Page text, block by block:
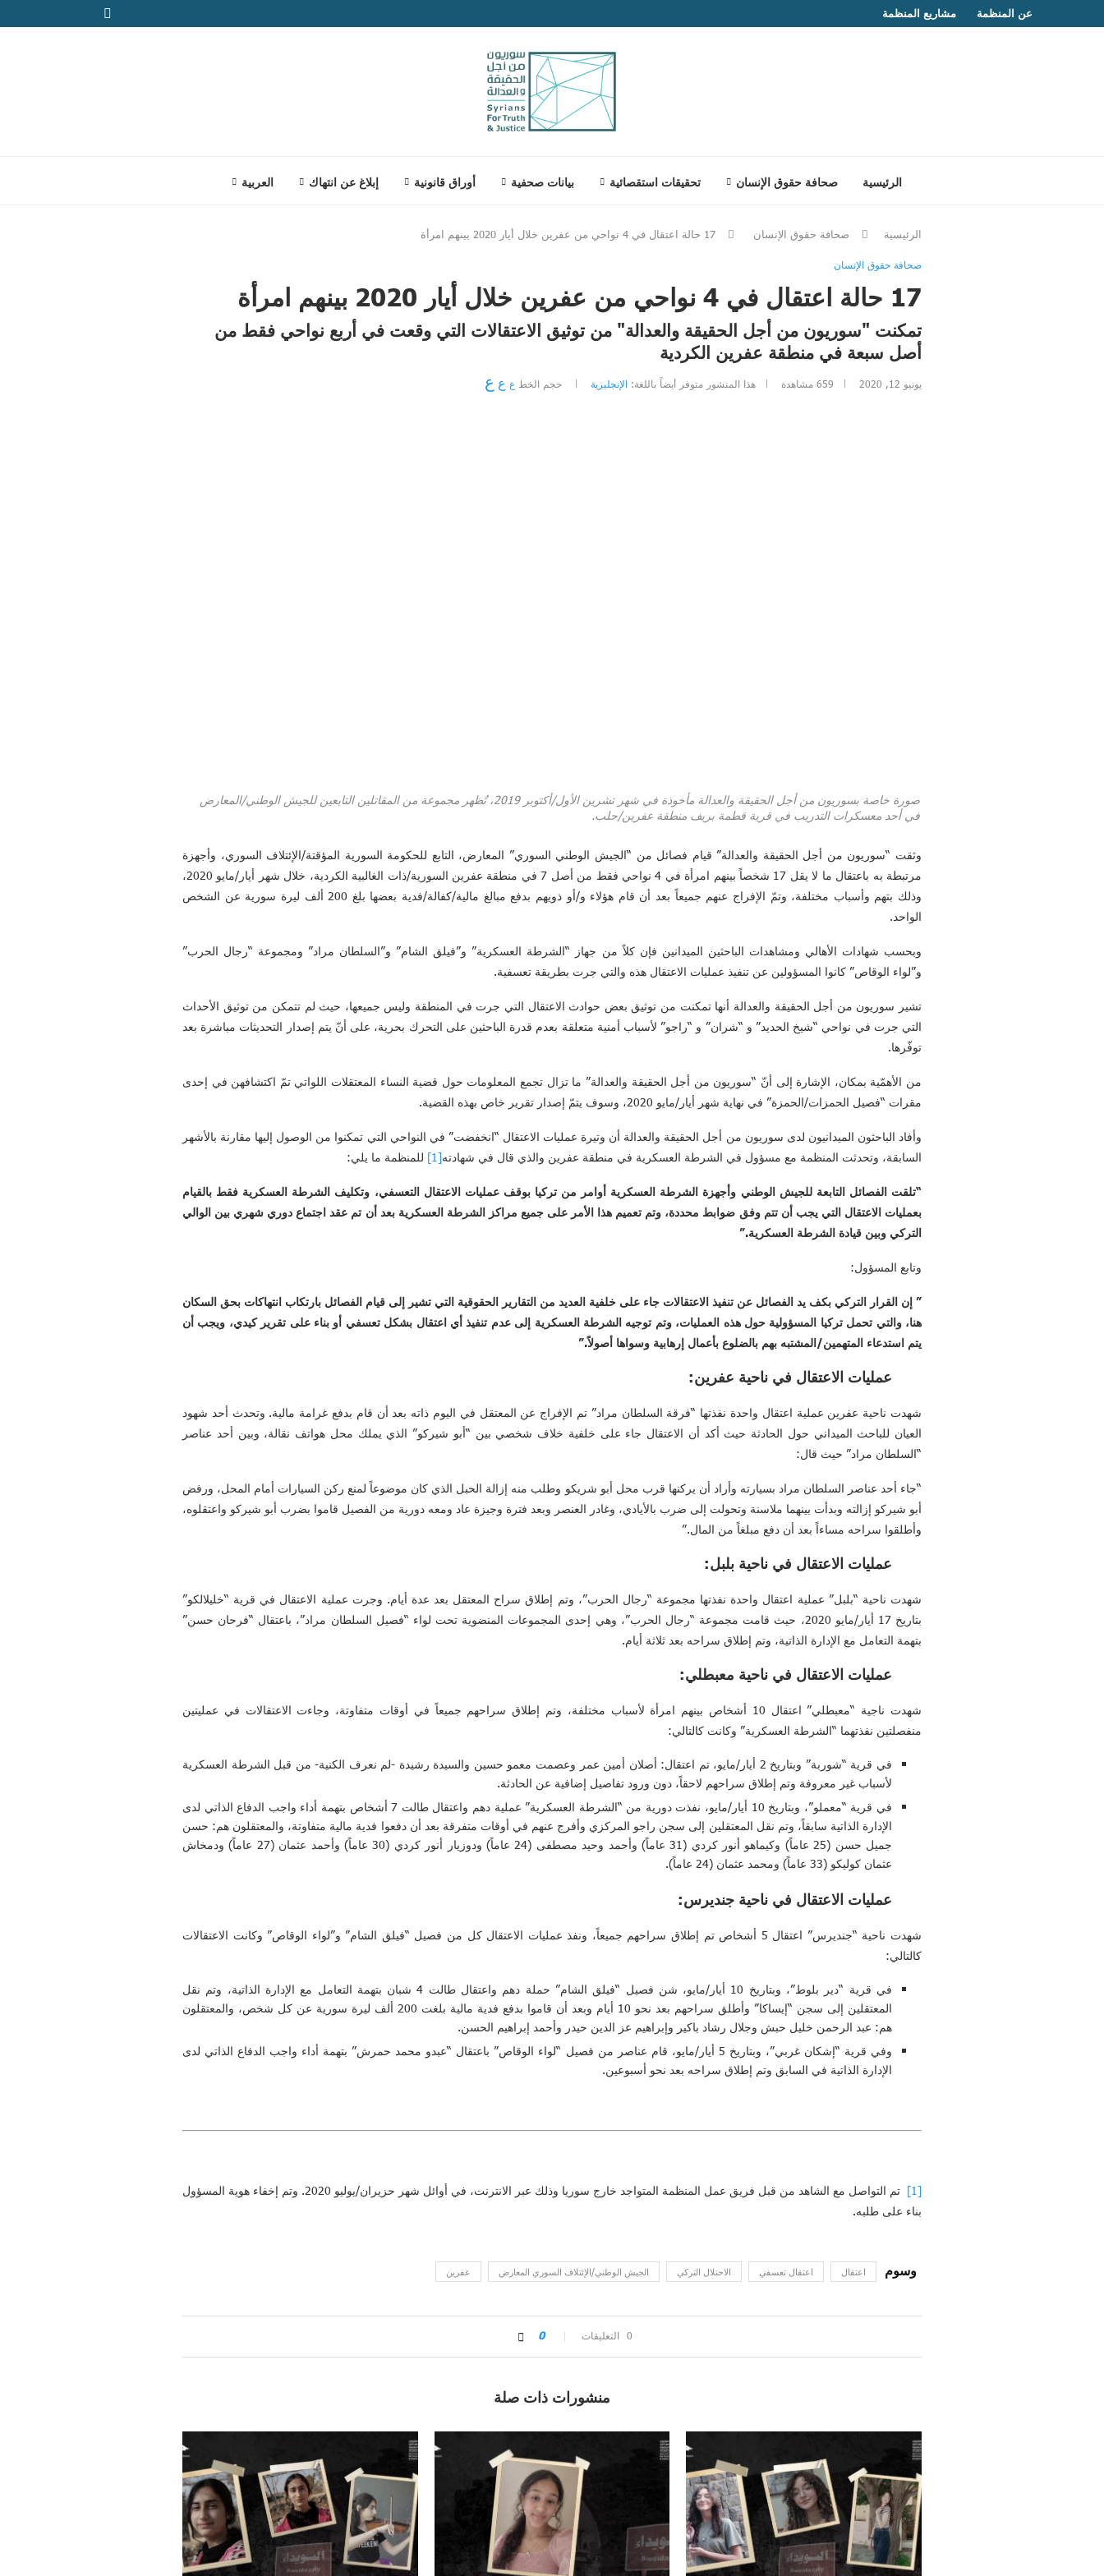
عن المنظمة مشاريع المنظمة
الرئيسية صحافة حقوق الإنسان تحقيقات استقصائية بيانات صحفية أوراق قانونية إبلاغ عن انتهاك العربية
الرئيسية صحافة حقوق الإنسان 17 حالة اعتقال في 4 نواحي من عفرين خلال أيار 2020 بينهم امرأة
صحافة حقوق الإنسان
17 حالة اعتقال في 4 نواحي من عفرين خلال أيار 2020 بينهم امرأة
تمكنت "سوريون من أجل الحقيقة والعدالة" من توثيق الاعتقالات التي وقعت في أربع نواحي فقط من
أصل سبعة في منطقة عفرين الكردية
يونيو 12, 2020 659 مشاهدة هذا المنشور متوفر أيضاً باللغة: الإنجليزية حجم الخط ع ع ع
صورة خاصة بسوريون من أجل الحقيقة والعدالة مأخوذة في شهر تشرين الأول/أكتوبر 2019، تُظهر مجموعة من المقاتلين التابعين للجيش الوطني/المعارض
في أحد معسكرات التدريب في قرية قطمة بريف منطقة عفرين/حلب.
وثقت “سوريون من أجل الحقيقة والعدالة” قيام فصائل من “الجيش الوطني السوري” المعارض، التابع للحكومة السورية المؤقتة/الإئتلاف السوري، وأجهزة
مرتبطة به باعتقال ما لا يقل 17 شخصاً بينهم امرأة في 4 نواحي فقط من أصل 7 في منطقة عفرين السورية/ذات الغالبية الكردية، خلال شهر أيار/مايو 2020،
وذلك بتهم وأسباب مختلفة، وتمّ الإفراج عنهم جميعاً بعد أن قام هؤلاء و/أو ذويهم بدفع مبالغ مالية/كفالة/فدية بعضها بلغ 200 ألف ليرة سورية عن الشخص
الواحد.
وبحسب شهادات الأهالي ومشاهدات الباحثين الميدانين فإن كلاً من جهاز “الشرطة العسكرية” و”فيلق الشام” و”السلطان مراد” ومجموعة “رجال الحرب”
و”لواء الوقاص” كانوا المسؤولين عن تنفيذ عمليات الاعتقال هذه والتي جرت بطريقة تعسفية.
تشير سوريون من أجل الحقيقة والعدالة أنها تمكنت من توثيق بعض حوادث الاعتقال التي جرت في المنطقة وليس جميعها، حيث لم تتمكن من توثيق الأحداث
التي جرت في نواحي “شيخ الحديد” و “شران” و “راجو” لأسباب أمنية متعلقة بعدم قدرة الباحثين على التحرك بحرية، على أنّ يتم إصدار التحديثات مباشرة بعد
توفّرها.
من الأهمّية بمكان، الإشارة إلى أنّ “سوريون من أجل الحقيقة والعدالة” ما تزال تجمع المعلومات حول قضية النساء المعتقلات اللواتي تمّ اكتشافهن في إحدى
مقرات “فصيل الحمزات/الحمزة” في نهاية شهر أيار/مايو 2020، وسوف يتمّ إصدار تقرير خاص بهذه القضية.
وأفاد الباحثون الميدانيون لدى سوريون من أجل الحقيقة والعدالة أن وتيرة عمليات الاعتقال “انخفضت” في النواحي التي تمكنوا من الوصول إليها مقارنة بالأشهر
السابقة، وتحدثت المنظمة مع مسؤول في الشرطة العسكرية في منطقة عفرين والذي قال في شهادته[1] للمنظمة ما يلي:
“تلقت الفصائل التابعة للجيش الوطني وأجهزة الشرطة العسكرية أوامر من تركيا بوقف عمليات الاعتقال التعسفي، وتكليف الشرطة العسكرية فقط بالقيام
بعمليات الاعتقال التي يجب أن تتم وفق ضوابط محددة، وتم تعميم هذا الأمر على جميع مراكز الشرطة العسكرية بعد أن تم عقد اجتماع دوري شهري بين الوالي
التركي وبين قيادة الشرطة العسكرية.”
وتابع المسؤول:
” إن القرار التركي بكف يد الفصائل عن تنفيذ الاعتقالات جاء على خلفية العديد من التقارير الحقوقية التي تشير إلى قيام الفصائل بارتكاب انتهاكات بحق السكان
هنا، والتي تحمل تركيا المسؤولية حول هذه العمليات، وتم توجيه الشرطة العسكرية إلى عدم تنفيذ أي اعتقال بشكل تعسفي أو بناء على تقرير كيدي، ويجب أن
يتم استدعاء المتهمين/المشتبه بهم بالضلوع بأعمال إرهابية وسواها أصولاً.”
عمليات الاعتقال في ناحية عفرين:
شهدت ناحية عفرين عملية اعتقال واحدة نفذتها “فرقة السلطان مراد” تم الإفراج عن المعتقل في اليوم ذاته بعد أن قام بدفع غرامة مالية. وتحدث أحد شهود
العيان للباحث الميداني حول الحادثة حيث أكد أن الاعتقال جاء على خلفية خلاف شخصي بين “أبو شيركو” الذي يملك محل هواتف نقالة، وبين أحد عناصر
“السلطان مراد” حيث قال:
“جاء أحد عناصر السلطان مراد بسيارته وأراد أن يركنها قرب محل أبو شريكو وطلب منه إزالة الحبل الذي كان موضوعاً لمنع ركن السيارات أمام المحل، ورفض
أبو شيركو إزالته وبدأت بينهما ملاسنة وتحولت إلى ضرب بالأيادي، وغادر العنصر وبعد فترة وجيزة عاد ومعه دورية من الفصيل قاموا بضرب أبو شيركو واعتقلوه،
وأطلقوا سراحه مساءاً بعد أن دفع مبلغاً من المال.”
عمليات الاعتقال في ناحية بلبل:
شهدت ناحية “بلبل” عملية اعتقال واحدة نفذتها مجموعة “رجال الحرب”، وتم إطلاق سراح المعتقل بعد عدة أيام. وجرت عملية الاعتقال في قرية “خليلالكو”
بتاريخ 17 أيار/مايو 2020، حيث قامت مجموعة “رجال الحرب”، وهي إحدى المجموعات المنضوية تحت لواء “فصيل السلطان مراد”، باعتقال “فرحان حسن”
بتهمة التعامل مع الإدارة الذاتية، وتم إطلاق سراحه بعد ثلاثة أيام.
عمليات الاعتقال في ناحية معبطلي:
شهدت ناجية “معبطلي” اعتقال 10 أشخاص بينهم امرأة لأسباب مختلفة، وتم إطلاق سراحهم جميعاً في أوقات متفاوتة، وجاءت الاعتقالات في عمليتين
منفصلتين نفذتهما “الشرطة العسكرية” وكانت كالتالي:
في قرية “شوربة” وبتاريخ 2 أيار/مايو، تم اعتقال: أصلان أمين عمر وعصمت معمو حسين والسيدة رشيدة -لم نعرف الكنية- من قبل الشرطة العسكرية
لأسباب غير معروفة وتم إطلاق سراحهم لاحقاً، دون ورود تفاصيل إضافية عن الحادثة.
في قرية “معملو”، وبتاريخ 10 أيار/مايو، نفذت دورية من “الشرطة العسكرية” عملية دهم واعتقال طالت 7 أشخاص بتهمة أداء واجب الدفاع الذاتي لدى
الإدارة الذاتية سابقاً، وتم نقل المعتقلين إلى سجن راجو المركزي وأفرج عنهم في أوقات متفرقة بعد أن دفعوا فدية مالية متفاوتة، والمعتقلون هم: حسن
جميل حسن (25 عاماً) وكيماهو أنور كردي (31 عاماً) وأحمد وحيد مصطفى (24 عاماً) ودوزيار أنور كردي (30 عاماً) وأحمد عثمان (27 عاماً) ودمخاش
عثمان كوليكو (33 عاماً) ومحمد عثمان (24 عاماً).
عمليات الاعتقال في ناحية جنديرس:
شهدت ناحية “جنديرس” اعتقال 5 أشخاص تم إطلاق سراحهم جميعاً، ونفذ عمليات الاعتقال كل من فصيل “فيلق الشام” و”لواء الوقاص” وكانت الاعتقالات
كالتالي:
في قرية “دير بلوط”، وبتاريخ 10 أيار/مايو، شن فصيل “فيلق الشام” حملة دهم واعتقال طالت 4 شبان بتهمة التعامل مع الإدارة الذاتية، وتم نقل
المعتقلين إلى سجن “إيساكا” وأطلق سراحهم بعد نحو 10 أيام وبعد أن قاموا بدفع فدية مالية بلغت 200 ألف ليرة سورية عن كل شخص، والمعتقلون
هم: عبد الرحمن خليل حبش وجلال رشاد باكير وإبراهيم عز الدين حيدر وأحمد إبراهيم الحسن.
وفي قرية “إشكان غربي”، وبتاريخ 5 أيار/مايو، قام عناصر من فصيل “لواء الوقاص” باعتقال “عبدو محمد حمرش” بتهمة أداء واجب الدفاع الذاتي لدى
الإدارة الذاتية في السابق وتم إطلاق سراحه بعد نحو أسبوعين.
[1]
تم التواصل مع الشاهد من قبل فريق عمل المنظمة المتواجد خارج سوريا وذلك عبر الانترنت، في أوائل شهر حزيران/يوليو 2020. وتم إخفاء هوية المسؤول
بناء على طلبه.
اعتقال اعتقال تعسفي الاحتلال التركي الجيش الوطني/الإئتلاف السوري المعارض عفرين
0 التعليقات 0
منشورات ذات صلة